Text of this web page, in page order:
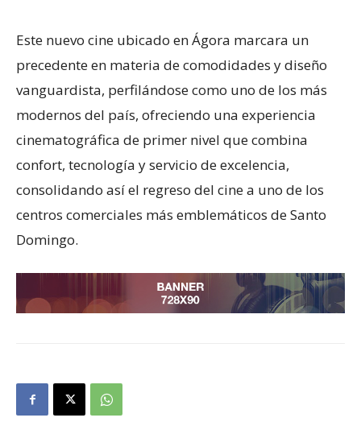
Este nuevo cine ubicado en Ágora marcara un
precedente en materia de comodidades y diseño
vanguardista, perfilándose como uno de los más
modernos del país, ofreciendo una experiencia
cinematográfica de primer nivel que combina
confort, tecnología y servicio de excelencia,
consolidando así el regreso del cine a uno de los
centros comerciales más emblemáticos de Santo
Domingo.